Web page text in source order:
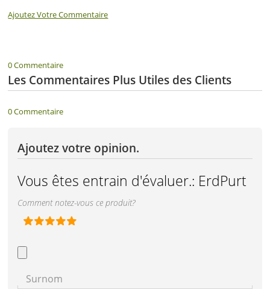
Ajoutez Votre Commentaire
0 Commentaire
Les Commentaires Plus Utiles des Clients
0 Commentaire
Ajoutez votre opinion.
Vous êtes entrain d'évaluer.: ErdPurt
Comment notez-vous ce produit?
Surnom